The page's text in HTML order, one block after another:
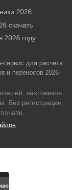
2026
скачать
2026 году
для расчёта
и переносов 2026-
вахтовиков
Без регистрации,